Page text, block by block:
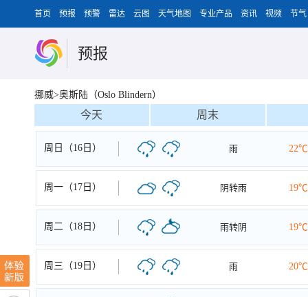
首页 预报 预警 雷达 云图 天气地图 专业产品 资讯 视频 节气
预报
挪威>奥斯陆（Oslo Blindern）
今天 周末
周日（16日） 雨 22℃
周一（17日） 阴转雨 19℃
周二（18日） 雨转阴 19℃
周三（19日） 雨 20℃